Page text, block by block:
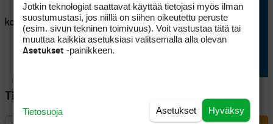
Lappajärvellä kisataan
sunnuntaina hyvin
erikoisessa golftriathlonissa
Tilaa Golfpisteen uutiskirje
Jotkin teknologiat saattavat käyttää tietojasi myös ilman
suostumustasi, jos niillä on siihen oikeutettu peruste
(esim. sivun tekninen toimivuus). Voit vastustaa tätä tai
muuttaa kaikkia asetuksiasi valitsemalla alla olevan
Asetukset -painikkeen.
Hyväksy
Asetukset
Tietosuoja